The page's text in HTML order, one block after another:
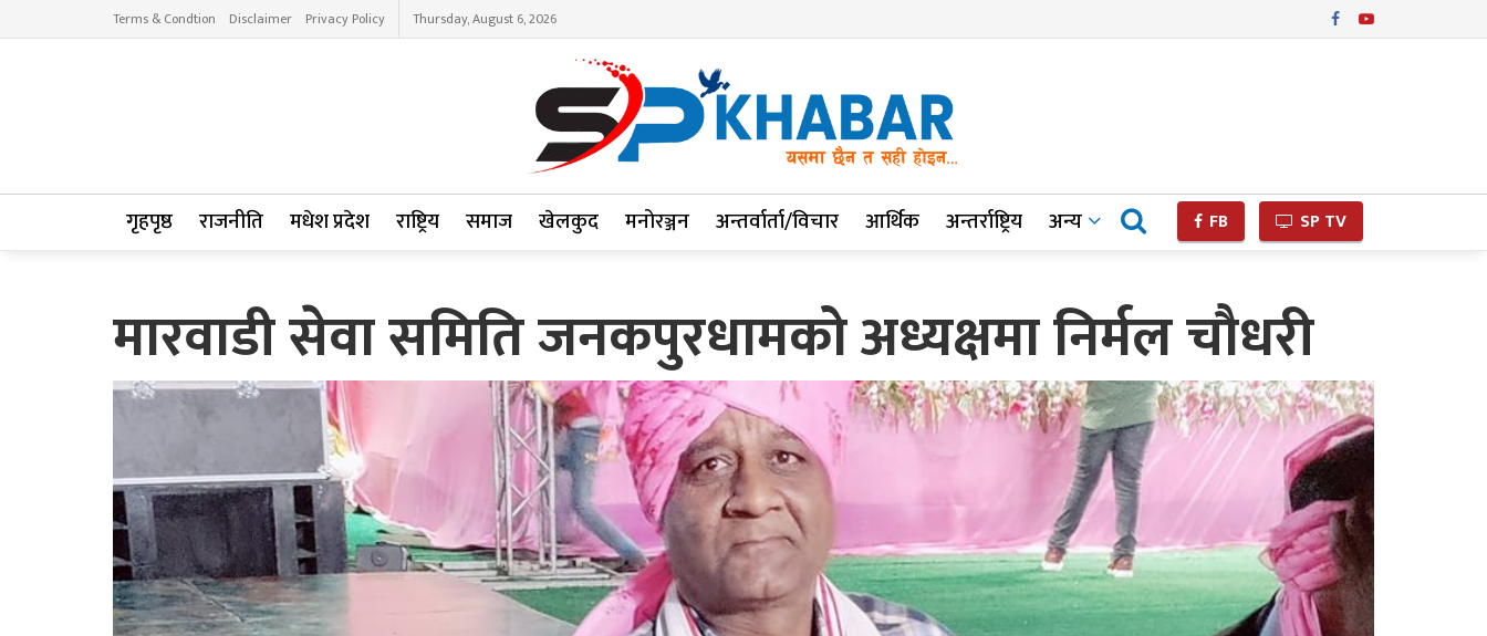
Terms & Condtion Disclaimer Privacy Policy Thursday, August 6, 2026
गृहपृष्ठ राजनीति मधेश प्रदेश राष्ट्रिय समाज खेलकुद मनोरञ्जन अन्तर्वार्ता/विचार आर्थिक अन्तर्राष्ट्रिय अन्य FB SP TV
मारवाडी सेवा समिति जनकपुरधामको अध्यक्षमा निर्मल चौधरी